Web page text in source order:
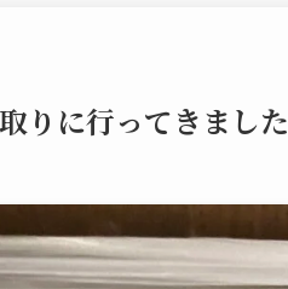
りに行ってきました